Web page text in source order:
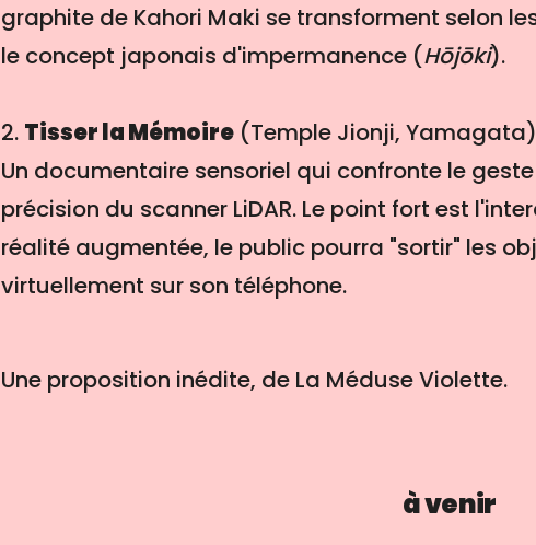
graphite de Kahori Maki se transforment selon
le concept japonais d'impermanence (Hōjōki).
2. Tisser la Mémoire (Temple Jionji, Yamagata)
Un documentaire sensoriel qui confronte le
précision du scanner LiDAR. Le point fort est
réalité augmentée, le public pourra "sortir" les
virtuellement sur son téléphone.
Une proposition inédite, de La Méduse Violette.
à venir